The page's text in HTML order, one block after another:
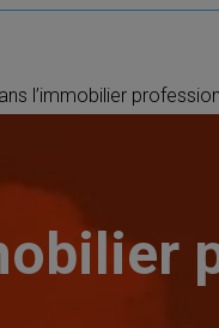
l’immobilier